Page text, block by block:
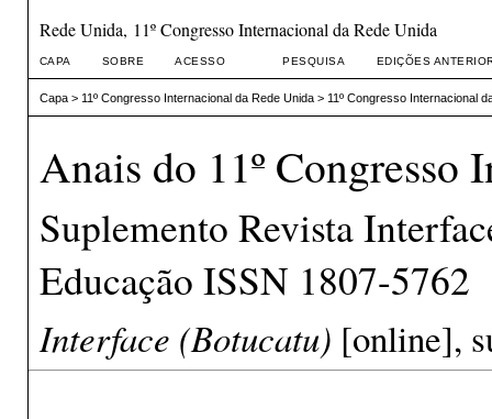
Rede Unida, 11º Congresso Internacional da Rede Unida
CAPA SOBRE ACESSO PESQUISA EDIÇÕES
Capa> 11º Congresso Internacional da Rede Unida> 11º Congresso Internacional
Anais do 11º Congresso
Suplemento Revista
Educação ISSN 1807-5762
Interface (Botucatu) [online],